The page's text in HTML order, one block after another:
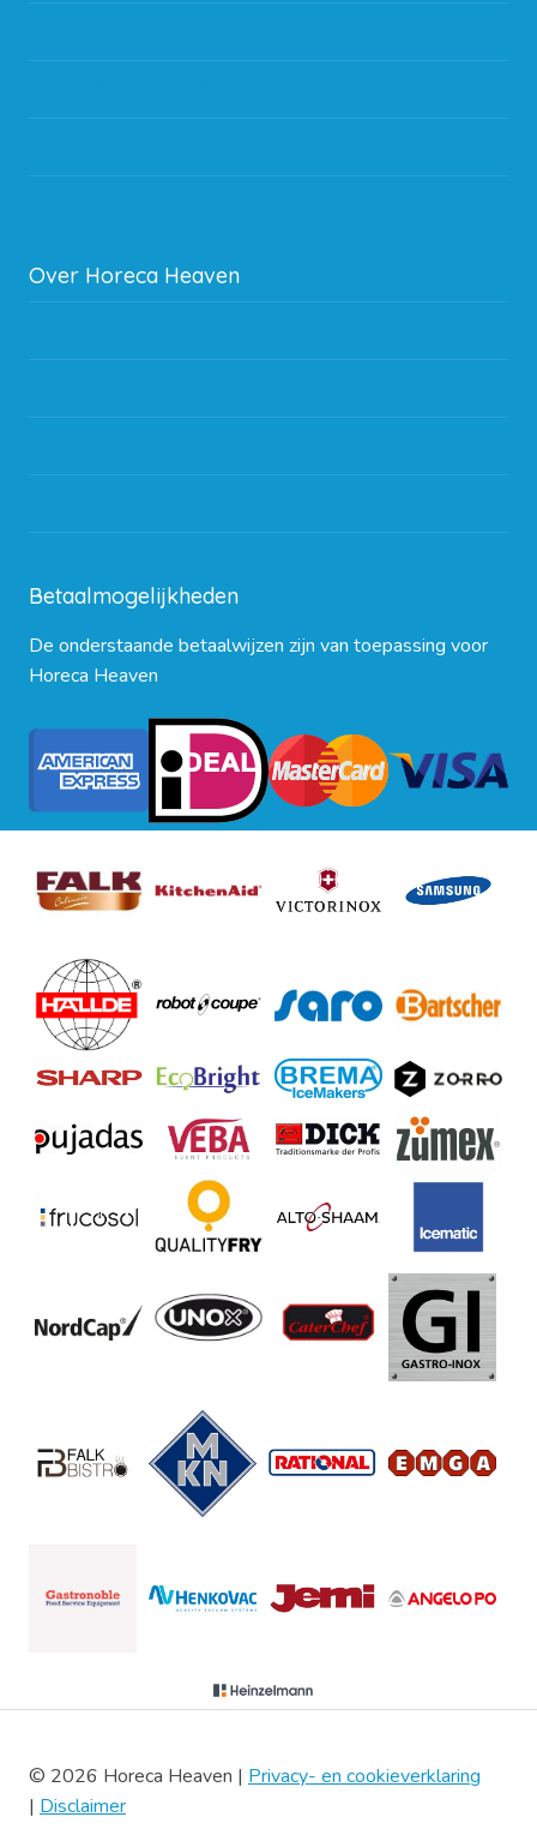
Over Horeca Heaven
Betaalmogelijkheden
De onderstaande betaalwijzen zijn van toepassing voor
Horeca Heaven
© 2026 Horeca Heaven | Privacy- en cookieverklaring
| Disclaimer